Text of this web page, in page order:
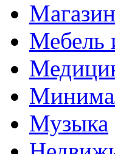
Магазин
Мебель
Музыка